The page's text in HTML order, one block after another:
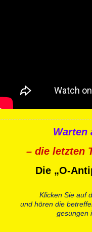
Warten
– die letzten
Die „O-
Klicken Sie auf
und hören die
gesungen